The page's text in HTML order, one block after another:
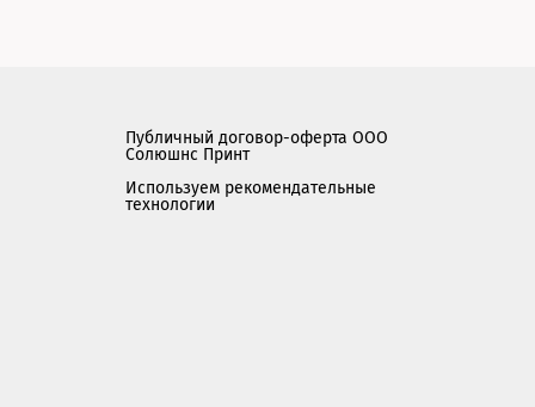
Публичный договор-оферта ООО
Солюшнс Принт
Используем рекомендательные
технологии